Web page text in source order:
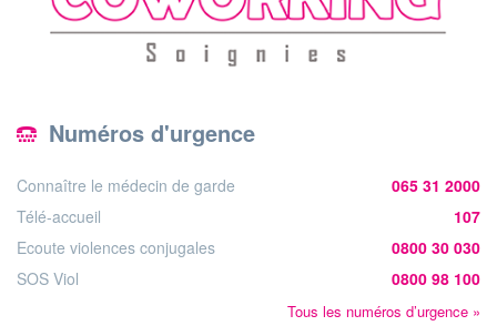
Numéros d'urgence
Connaître le médecin de garde
065 31 2000
Télé-accueil
107
Ecoute violences conjugales
0800 30 030
SOS Viol
0800 98 100
Tous les numéros d’urgence »